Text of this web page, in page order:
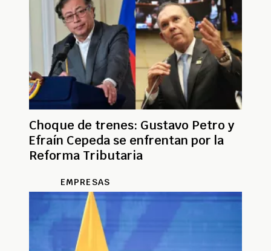
Choque de trenes: Gustavo Petro y
Efraín Cepeda se enfrentan por la
Reforma Tributaria
EMPRESAS